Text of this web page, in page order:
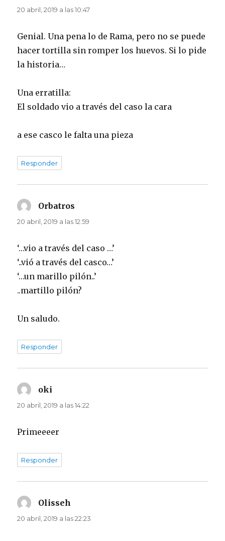
20 abril, 2019 a las 10:47
Genial. Una pena lo de Rama, pero no se puede
hacer tortilla sin romper los huevos. Si lo pide
la historia…
Una erratilla:
El soldado vio a través del caso la cara
a ese casco le falta una pieza
Responder
Orbatros
20 abril, 2019 a las 12:59
‘…vio a través del caso …’
‘..vió a través del casco…’
‘…un marillo pilón..’
..martillo pilón?
Un saludo.
Responder
oki
20 abril, 2019 a las 14:22
Primeeeer
Responder
Olisseh
20 abril, 2019 a las 22:23